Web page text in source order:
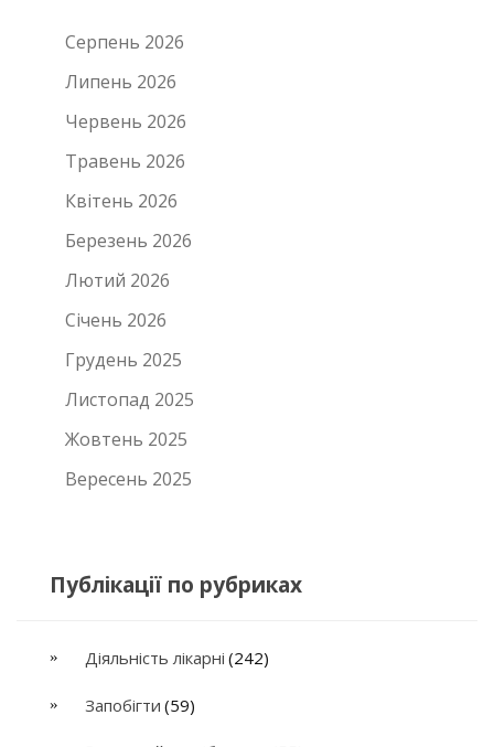
Серпень 2026
Липень 2026
Червень 2026
Травень 2026
Квітень 2026
Березень 2026
Лютий 2026
Січень 2026
Грудень 2025
Листопад 2025
Жовтень 2025
Вересень 2025
Публікації по рубриках
Діяльність лікарні (242)
Запобігти (59)